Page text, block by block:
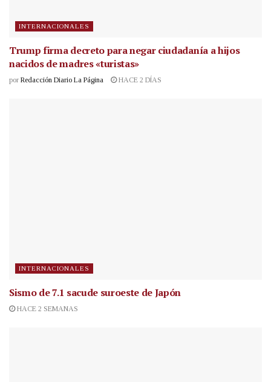
INTERNACIONALES
Trump firma decreto para negar ciudadanía a hijos
nacidos de madres «turistas»
por Redacción Diario La Página HACE 2 DÍAS
INTERNACIONALES
Sismo de 7.1 sacude suroeste de Japón
HACE 2 SEMANAS